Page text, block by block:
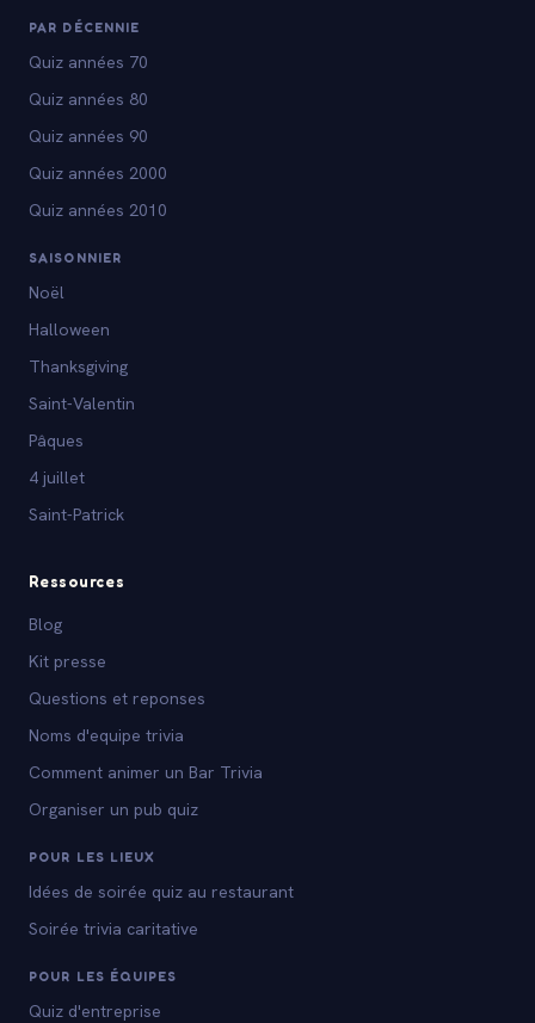
PAR DÉCENNIE
Quiz années 70
Quiz années 80
Quiz années 90
Quiz années 2000
Quiz années 2010
SAISONNIER
Noël
Halloween
Thanksgiving
Saint-Valentin
Pâques
4 juillet
Saint-Patrick
Ressources
Blog
Kit presse
Questions et reponses
Noms d'equipe trivia
Comment animer un Bar Trivia
Organiser un pub quiz
POUR LES LIEUX
Idées de soirée quiz au restaurant
Soirée trivia caritative
POUR LES ÉQUIPES
Quiz d'entreprise